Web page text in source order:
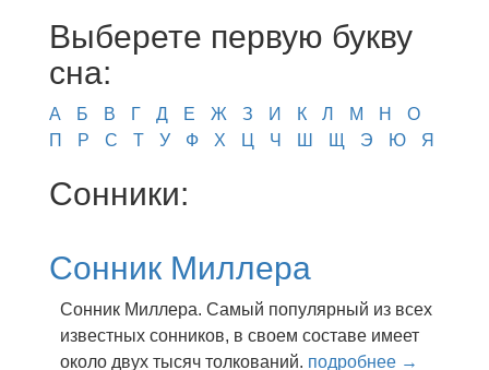
Выберете первую букву
сна:
А Б В Г Д Е Ж З И К Л М Н
О
П
Р С Т У Ф Х Ц Ч Ш Щ Э Ю Я
Сонники:
Сонник Миллера
Сонник Миллера. Самый популярный из всех
известных сонников, в своем составе имеет
около двух тысяч толкований. подробнее →